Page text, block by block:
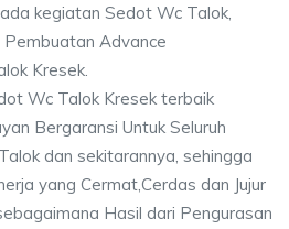
kegiatan Sedot Wc Talok,
Advance
Kresek.
Wc Talok Kresek terbaik
Bergaransi Untuk Seluruh
dan sekitarannya, sehingga
yang Cermat,Cerdas dan Jujur
Hasil dari Pengurasan